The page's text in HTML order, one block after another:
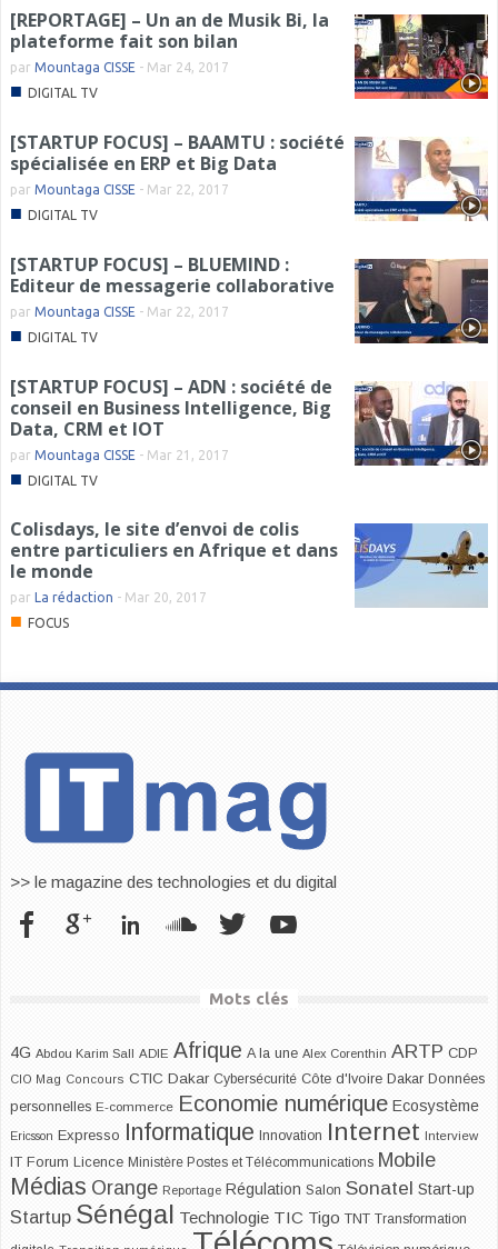
[REPORTAGE] – Un an de Musik Bi, la
plateforme fait son bilan
par Mountaga CISSE - Mar 24, 2017
■ DIGITAL TV
[STARTUP FOCUS] – BAAMTU : société
spécialisée en ERP et Big Data
par Mountaga CISSE - Mar 22, 2017
■ DIGITAL TV
[STARTUP FOCUS] – BLUEMIND :
Editeur de messagerie collaborative
par Mountaga CISSE - Mar 22, 2017
■ DIGITAL TV
[STARTUP FOCUS] – ADN : société de
conseil en Business Intelligence, Big
Data, CRM et IOT
par Mountaga CISSE - Mar 21, 2017
■ DIGITAL TV
Colisdays, le site d’envoi de colis
entre particuliers en Afrique et dans
le monde
par La rédaction - Mar 20, 2017
■ FOCUS
>> le magazine des technologies et du digital
Mots clés
4G Abdou Karim Sall ADIE Afrique A la une Alex Corenthin ARTP CDP
CIO Mag Concours CTIC Dakar Cybersécurité Côte d'Ivoire Dakar Données
personnelles E-commerce Economie numérique Ecosystème
Ericsson Expresso Informatique Innovation Internet Interview
IT Forum Licence Ministère Postes et Télécommunications Mobile
Médias Orange Reportage Régulation Salon Sonatel Start-up
Startup Sénégal Technologie TIC Tigo TNT Transformation